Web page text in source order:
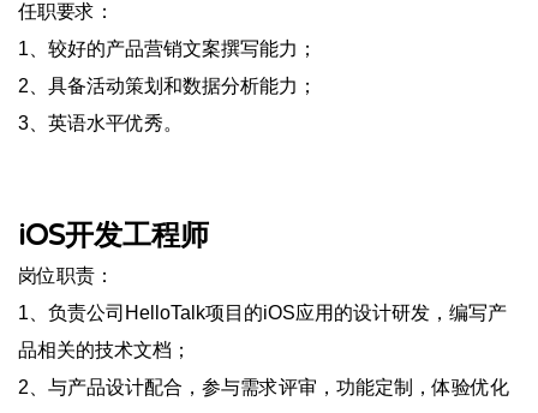
任职要求：
1、较好的产品营销文案撰写能力；
2、具备活动策划和数据分析能力；
3、英语水平优秀。
iOS开发工程师
岗位职责：
1、负责公司HelloTalk项目的iOS应用的设计研发，编写产
品相关的技术文档；
2、与产品设计配合，参与需求评审，功能定制，体验优化